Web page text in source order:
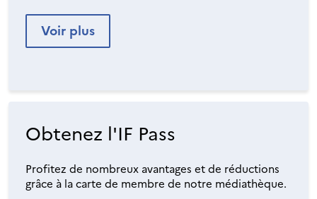
Voir plus
Obtenez l'IF Pass
Profitez de nombreux avantages et de réductions
grâce à la carte de membre de notre médiathèque.